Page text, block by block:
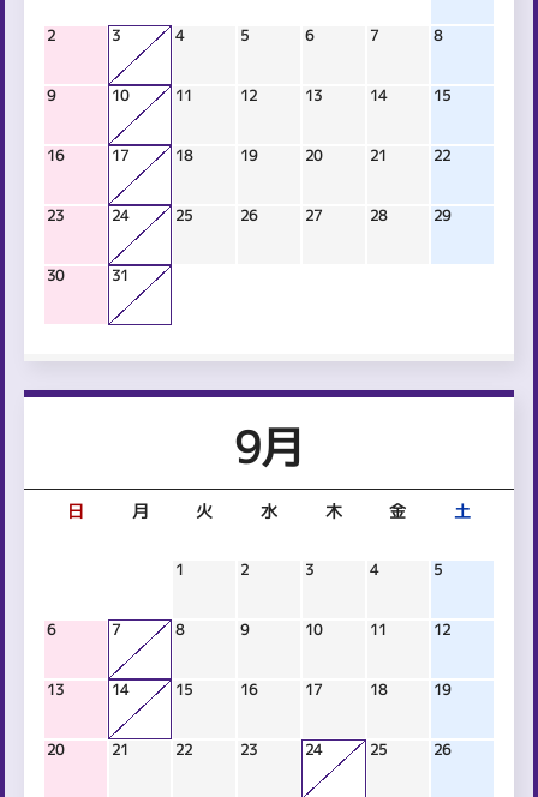
2 3 4 5 6 7 8
9 10 11 12 13 14 15
16 17 18 19 20 21 22
23 24 25 26 27 28 29
30 31
9月
日 月 火 水 木 金 土
1 2 3 4 5
6 7 8 9 10 11 12
13 14 15 16 17 18 19
20 21 22 23 24 25 26